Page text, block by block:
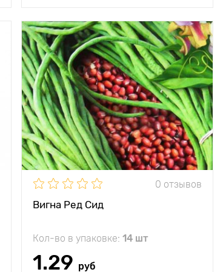
0 отзывов
Вигна Ред Сид
Кол-во в упаковке: 14 шт
1.29 руб
Особенности
Высокое
содержание белка
Высота растения до 4 м
Растояние между
растениями
10 х 40 см
Местоположение солнце
Период созревания
от всходов 50 - 60
дней